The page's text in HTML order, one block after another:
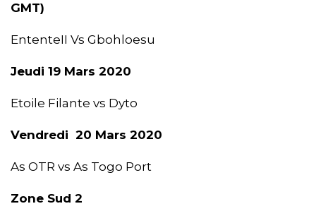
GMT)
EntenteII Vs Gbohloesu
Jeudi 19 Mars 2020
Etoile Filante vs Dyto
Vendredi 20 Mars 2020
As OTR vs As Togo Port
Zone Sud 2